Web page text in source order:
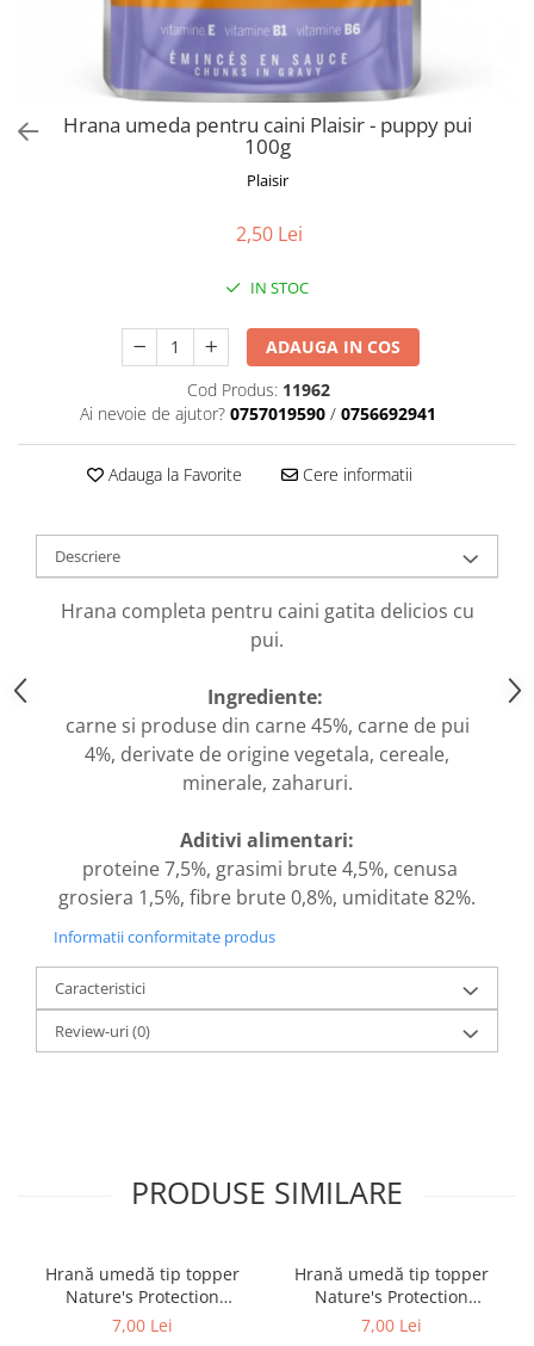
Recompense caini
Custi si Genti de Transport
Diete veterinare
Hainute
Inghetata
caprior
Lese, Zgarzi & Hamuri
Perii si Piepteni
Saltele cu efect de racire
Suplimente
Hrana umeda pentru caini Plaisir - puppy pui
100g
Plaisir
2,50 Lei
IN STOC
ADAUGA IN COS
Cod Produs: 11962
Ai nevoie de ajutor? 0757019590 / 0756692941
Adauga la Favorite Cere informatii
Descriere
Hrana completa pentru caini gatita delicios cu
pui.
Ingrediente:
carne si produse din carne 45%, carne de pui
4%, derivate de origine vegetala, cereale,
minerale, zaharuri.
Aditivi alimentari:
proteine 7,5%, grasimi brute 4,5%, cenusa
grosiera 1,5%, fibre brute 0,8%, umiditate 82%.
Informatii conformitate produs
Caracteristici
Review-uri(0)
PRODUSE SIMILARE
Hrană umedă tip topper
Nature's Protection
Superior Care cu Ton și
7,00 Lei
Hrană umedă tip topper
Nature's Protection
Superior Care cu Ton și
7,00 Lei